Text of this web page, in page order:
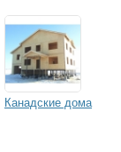
Канадские дома